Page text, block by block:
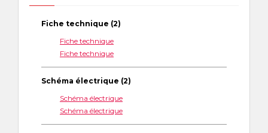
Fiche technique (2)
Fiche technique
Fiche technique
Schéma électrique (2)
Schéma électrique
Schéma électrique